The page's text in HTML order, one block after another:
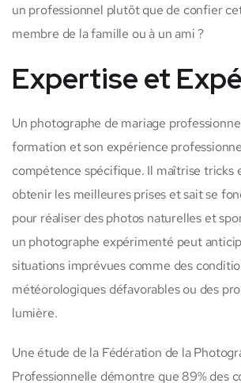
un professionnel plutôt que de confier
membre de la famille ou à un ami ?
Expertise et
Un photographe de mariage
formation et son expérience
compétence spécifique. Il maîtrise tricks
obtenir les meilleures prises et sait se
pour réaliser des photos naturelles et
un photographe expérimenté peut
situations imprévues comme des
météorologiques défavorables ou des
lumière.
Une étude de la Fédération de la
Professionnelle démontre que 89% des